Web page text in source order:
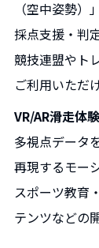
（空中姿勢
採点支援・判
競技連盟やト
ご利用いただ
VR/AR滑走体
多視点データ
再現するモー
スポーツ教育
テンツなどの